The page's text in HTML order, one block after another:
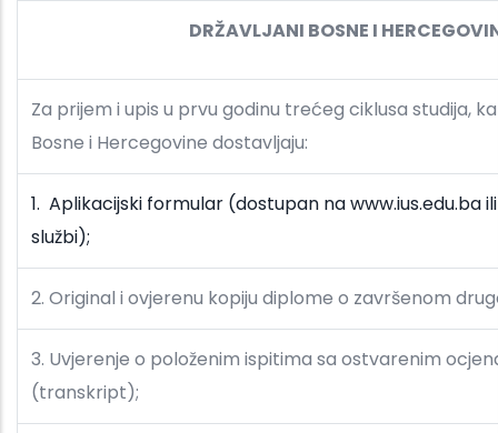
DRŽAVLJANI BOSNE I
Za prijem i upis u prvu godinu trećeg ciklusa studija,
Bosne i Hercegovine dostavljaju:
1. Aplikacijski formular (dostupan na www.ius.edu.ba
službi);
2. Original i ovjerenu kopiju diplome o završenom
3. Uvjerenje o položenim ispitima sa ostvarenim
(transkript);